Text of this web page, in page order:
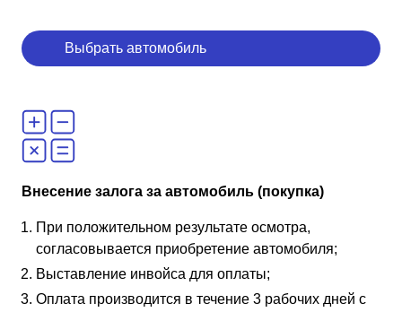
Выбрать автомобиль
Внесение залога за автомобиль (покупка)
При положительном результате осмотра,
согласовывается приобретение автомобиля;
Выставление инвойса для оплаты;
Оплата производится в течение 3 рабочих дней с